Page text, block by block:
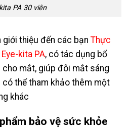
PA 30 viên
giới thiệu đến các bạn Thực
kita PA, có tác dụng bổ
mắt, giúp đôi mắt sáng
có thể tham khảo thêm một
khác
bảo vệ sức khỏe